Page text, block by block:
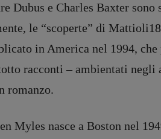
DIRETTRICE
Walter Catalano,
Dubus e Charles Baxter
le “scoperte” di
in America nel 1994, che
racconti – ambientati negli
romanzo.
Myles nasce a Boston nel